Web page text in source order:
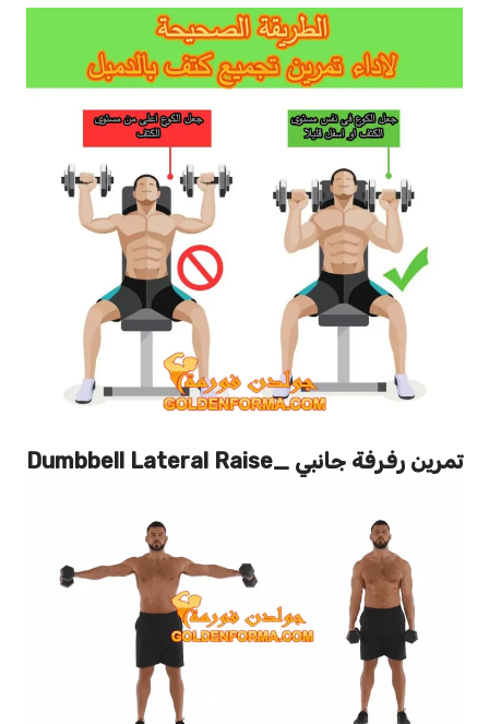
تمرين رفرفة جانبي _Dumbbell Lateral Raise